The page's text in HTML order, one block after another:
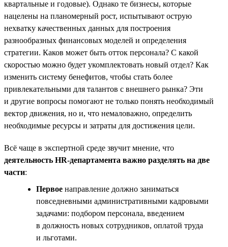
квартальные и годовые). Однако те бизнесы, которые
нацелены на планомерный рост, испытывают острую
нехватку качественных данных для построения
разнообразных финансовых моделей и определения
стратегии. Каков может быть отток персонала? С какой
скоростью можно будет укомплектовать новый отдел? Как
изменить систему бенефитов, чтобы стать более
привлекательными для талантов с внешнего рынка? Эти
и другие вопросы помогают не только понять необходимый
вектор движения, но и, что немаловажно, определить
необходимые ресурсы и затраты для достижения цели.
Всё чаще в экспертной среде звучит мнение, что
деятельность HR-департамента важно разделять на две
части:
Первое направление должно заниматься
повседневными административными кадровыми
задачами: подбором персонала, введением
в должность новых сотрудников, оплатой труда
и льготами.